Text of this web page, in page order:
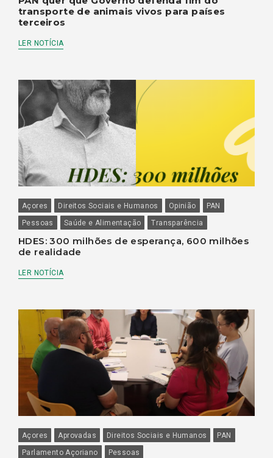
transporte de animais vivos para países
terceiros
LER NOTÍCIA
Açores Direitos Sociais e Humanos Opinião
PAN
Pessoas
Saúde e Alimentação Transparência
HDES: 300 milhões de esperança, 600 milhões
de realidade
LER NOTÍCIA
Açores Aprovadas Direitos Sociais e Humanos
PAN
Parlamento Açoriano
Pessoas